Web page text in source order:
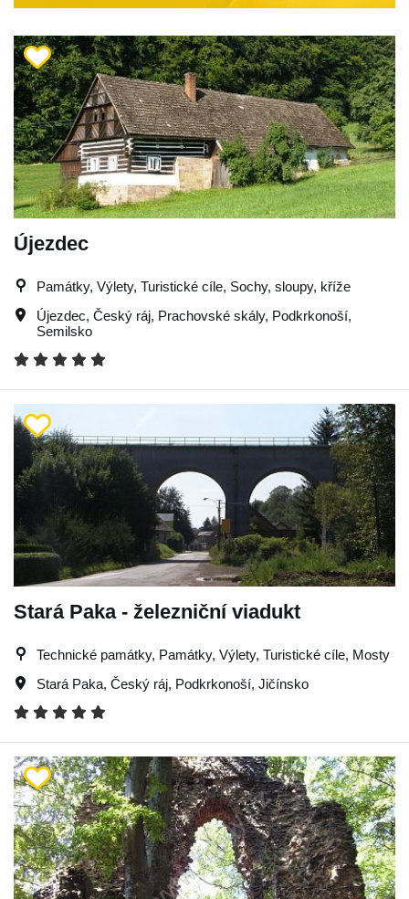
Újezdec
Památky, Výlety, Turistické cíle, Sochy, sloupy, kříže
Újezdec, Český ráj, Prachovské skály, Podkrkonoší,
Semilsko
Stará Paka - železniční viadukt
Technické památky, Památky, Výlety, Turistické cíle, Mosty
Stará Paka, Český ráj, Podkrkonoší, Jičínsko